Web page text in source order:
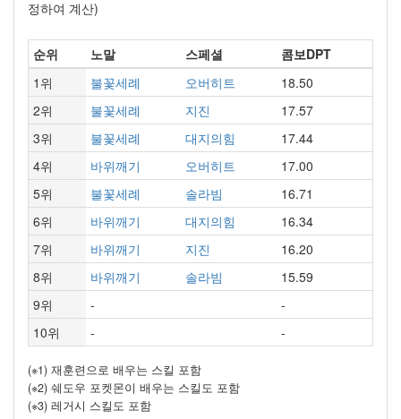
정하여 계산)
순위 노말 스페셜
콤보DPT
1위
불꽃세례 오버히트
18.50
2위
불꽃세례 지진
17.57
3위
불꽃세례 대지의힘
17.44
4위
바위깨기 오버히트
17.00
5위
불꽃세례 솔라빔
16.71
6위
바위깨기 대지의힘
16.34
7위
바위깨기 지진
16.20
8위
바위깨기 솔라빔
15.59
9위
-
-
10위
- -
(※1) 재훈련으로 배우는 스킬 포함
(※2) 쉐도우 포켓몬이 배우는 스킬도 포함
(※3) 레거시 스킬도 포함